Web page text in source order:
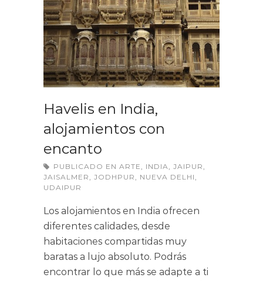
Havelis en India,
alojamientos con
encanto
PUBLICADO EN ARTE , INDIA, JAIPUR ,
JAISALMER , JODHPUR , NUEVA DELHI ,
UDAIPUR
Los alojamientos en India ofrecen
diferentes calidades, desde
habitaciones compartidas muy
baratas a lujo absoluto. Podrás
encontrar lo que más se adapte a ti